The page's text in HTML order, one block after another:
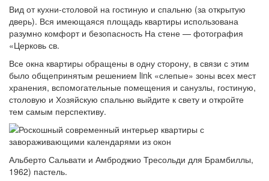
Вид от кухни-столовой на гостиную и спальню (за открытую
дверь). Вся имеющаяся площадь квартиры использована
разумно комфорт и безопасность На стене — фотография
«Церковь св.
Все окна квартиры обращены в одну сторону, в связи с этим
было общепринятым решением link «слепые» зоны всех мест
хранения, вспомогательные помещения и санузлы, гостиную,
столовую и Хозяйскую спальню выйдите к свету и откройте
тем самым перспективу.
Альберто Сальвати и Амброджио Тресольди для Брамбиллы,
1962) пастель.